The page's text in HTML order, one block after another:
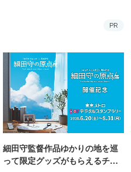
PR
細田守監督作品ゆかりの地を巡
って限定グッズがもらえるチャ